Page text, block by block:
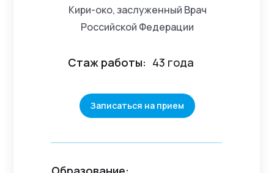
Кири-око, заслуженный Врач
Российской Федерации
Записаться на прием
Стаж работы: 43 года